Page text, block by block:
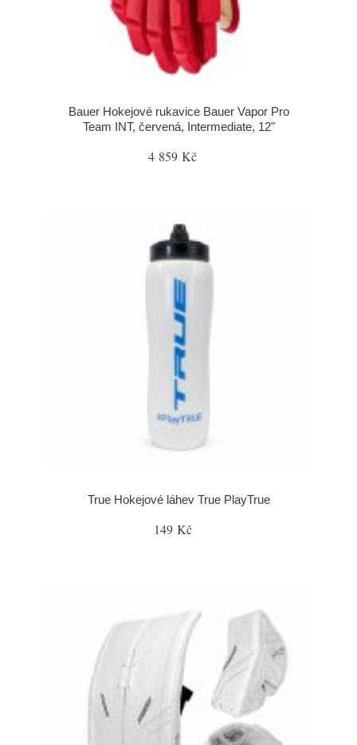
Bauer Hokejové rukavice Bauer Vapor Pro
Team INT, červená, Intermediate, 12"
4 859 Kč
True Hokejové láhev True PlayTrue
149 Kč